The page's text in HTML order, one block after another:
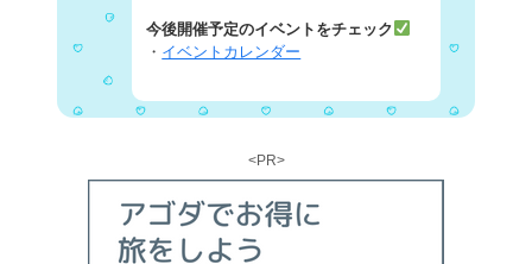
今後開催予定のイベントをチェック
・ イベントカレンダー
<PR>